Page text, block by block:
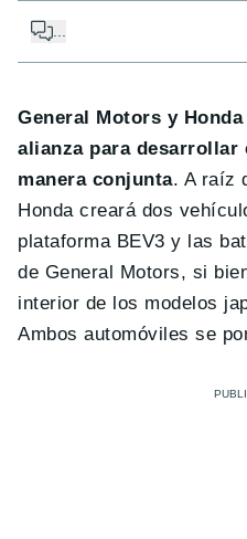
General Motors y
alianza para desarrollar
manera conjunta. A raíz
Honda creará dos
plataforma BEV3 y las
de General Motors, si
interior de los modelos
Ambos automóviles se